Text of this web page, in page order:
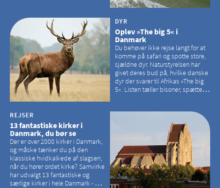
DYR
Oplev »The big 5« i
Danmark
Du behøver ikke rejse langt for at
komme på safari og spotte store,
sjældne dyr. Naturstyrelsen har
givet deres bud på, hvilke danske
dyr der svarer til Afrikas »The big
5«. Listen tæller bisoner, spættede
REJSER
13 fantastiske kirker i
Danmark, du bør se
Der er over 2000 kirker i Danmark,
og måske tænker du på den
klassiske hvidkalkede af slagsen,
når du hører ordet kirke? Samvirke
har udvalgt 13 fantastiske og
særlige kirker i hele Danmark - og